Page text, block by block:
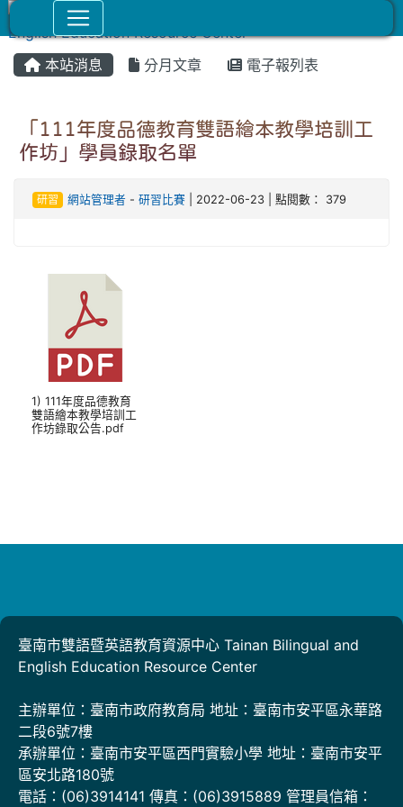
本站消息 分月文章 電子報列表
「111年度品德教育雙語繪本教學培訓工
作坊」學員錄取名單
研習 網站管理者 - 研習比賽| 2022-06-23 | 點閱數： 379
1) 111年度品德教育
雙語繪本教學培訓工
作坊錄取公告.pdf
臺南市雙語暨英語教育資源中心 Tainan Bilingual and
English Education Resource Center
主辦單位：臺南市政府教育局 地址：臺南市安平區永華路
二段6號7樓
承辦單位：臺南市安平區西門實驗小學 地址：臺南市安平
區安北路180號
電話：(06)3914141 傳真：(06)3915889 管理員信箱：